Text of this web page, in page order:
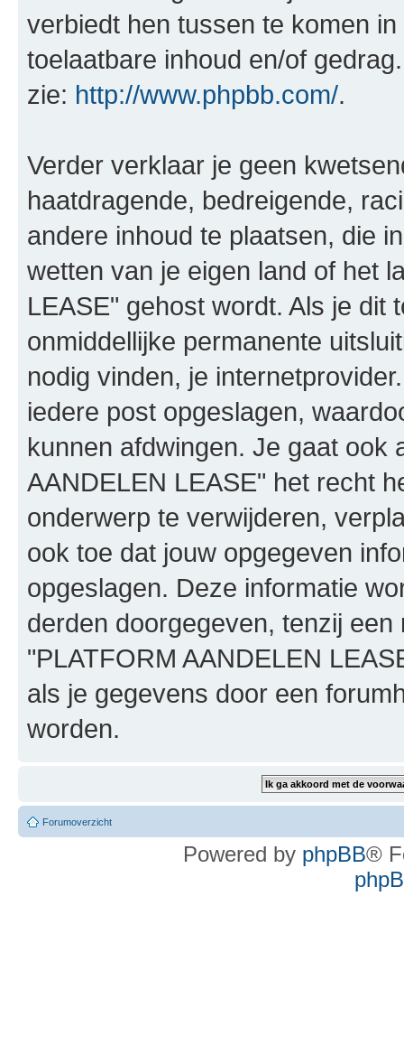
verbiedt hen tussen te komen
toelaatbare inhoud en/of
zie: http://www.phpbb.com/.
Verder verklaar je geen
haatdragende, bedreigende,
andere inhoud te plaatsen, die
wetten van je eigen land of het
LEASE" gehost wordt. Als je dit
onmiddellijke permanente
nodig vinden, je
iedere post opgeslagen,
kunnen afdwingen. Je gaat ook
AANDELEN LEASE" het recht
onderwerp te verwijderen,
ook toe dat jouw opgegeven
opgeslagen. Deze informatie
derden doorgegeven, tenzij
"PLATFORM AANDELEN
als je gegevens door een
worden.
Forumoverzicht
Powered by phpBB®